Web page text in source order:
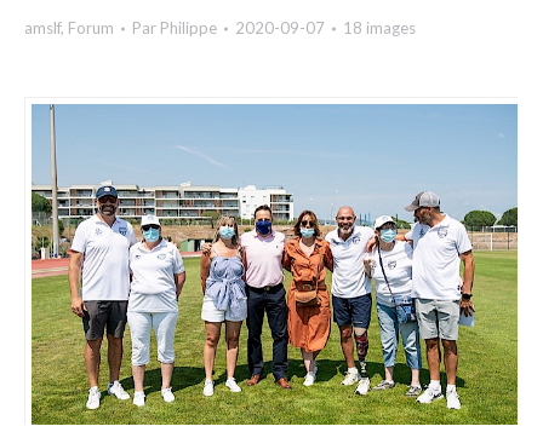
amslf, Forum Par Philippe 2020-09-07 18 images